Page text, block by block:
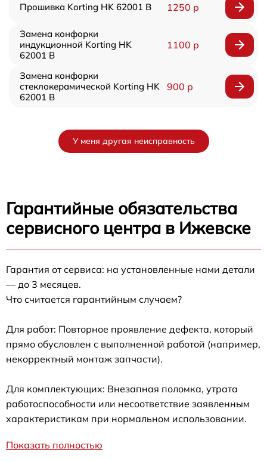
Прошивка Korting HK 62001 B 1250 р
Замена конфорки
индукционной Korting HK
62001 B
1100 р
Замена конфорки
стеклокерамической Korting HK
62001 B
900 р
У меня другая неисправность
Гарантийные обязательства
сервисного центра в Ижевске
Гарантия от сервиса: на установленные нами детали
— до 3 месяцев.
Что считается гарантийным случаем?
Для работ: Повторное проявление дефекта, который
прямо обусловлен с выполненной работой (например,
некорректный монтаж запчасти).
Для комплектующих: Внезапная поломка, утрата
работоспособности или несоответствие заявленным
характеристикам при нормальном использовании.
Показать полностью